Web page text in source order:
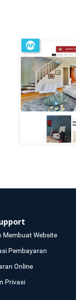
Membuat Website
Pembayaran
Online
Privasi